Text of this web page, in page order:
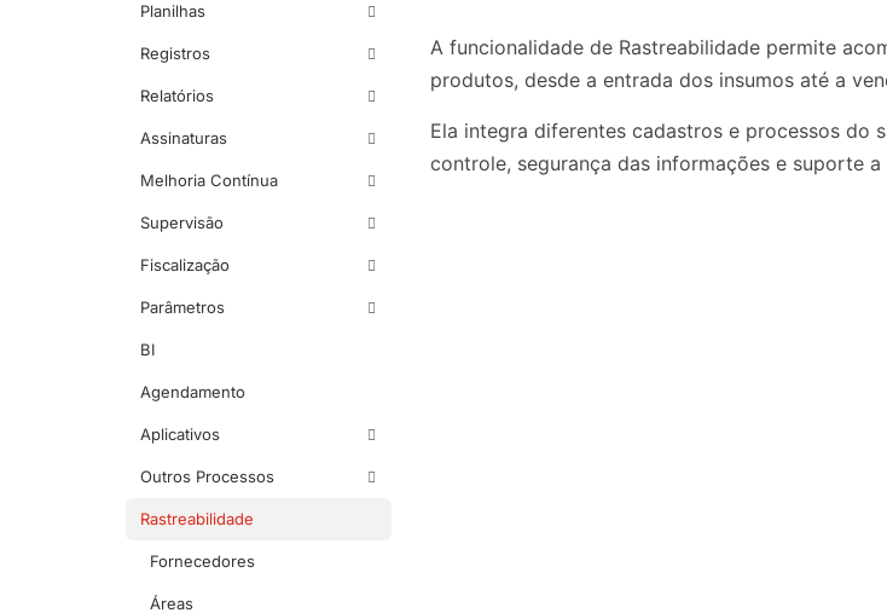
Planilhas
Registros
Relatórios
Assinaturas
Melhoria Contínua
Supervisão
Fiscalização
Parâmetros
BI
Agendamento
Aplicativos
Outros Processos
Rastreabilidade
Fornecedores
Áreas
A funcionalidade de Rastreabilidade permite
produtos, desde a entrada dos insumos até a
Ela integra diferentes cadastros e processos do
controle, segurança das informações e suporte